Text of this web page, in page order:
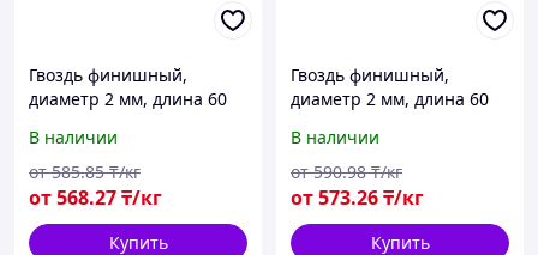
Гвоздь финишный,
диаметр 2 мм, длина 60
В наличии
от568.27₸/кг
от 585.85 ₸/кг
Купить
Гвоздь финишный,
диаметр 2 мм, длина 60
В наличии
от573.26₸/кг
от 590.98 ₸/кг
Купить